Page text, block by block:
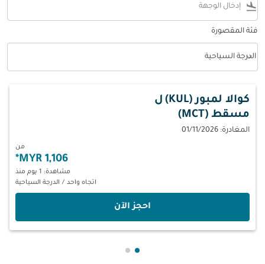
flight_land
فئة المقصورة
فئة المقصورة option الدرجة السياحية Selected
الدرجة السياحية
keyboard_arrow_down
كوالا لمبور (KUL)
ل
مسقط (MCT)
المغادرة: 01/11/2026
من
1,106 MYR
*
مشاهدة: 1 يوم منذ
اتجاه واحد / الدرجة السياحية
‫احجز الآن‬